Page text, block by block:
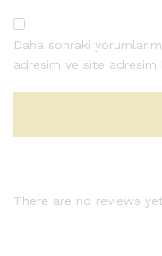
Daha sonraki
adresim ve site adresim
There are no reviews